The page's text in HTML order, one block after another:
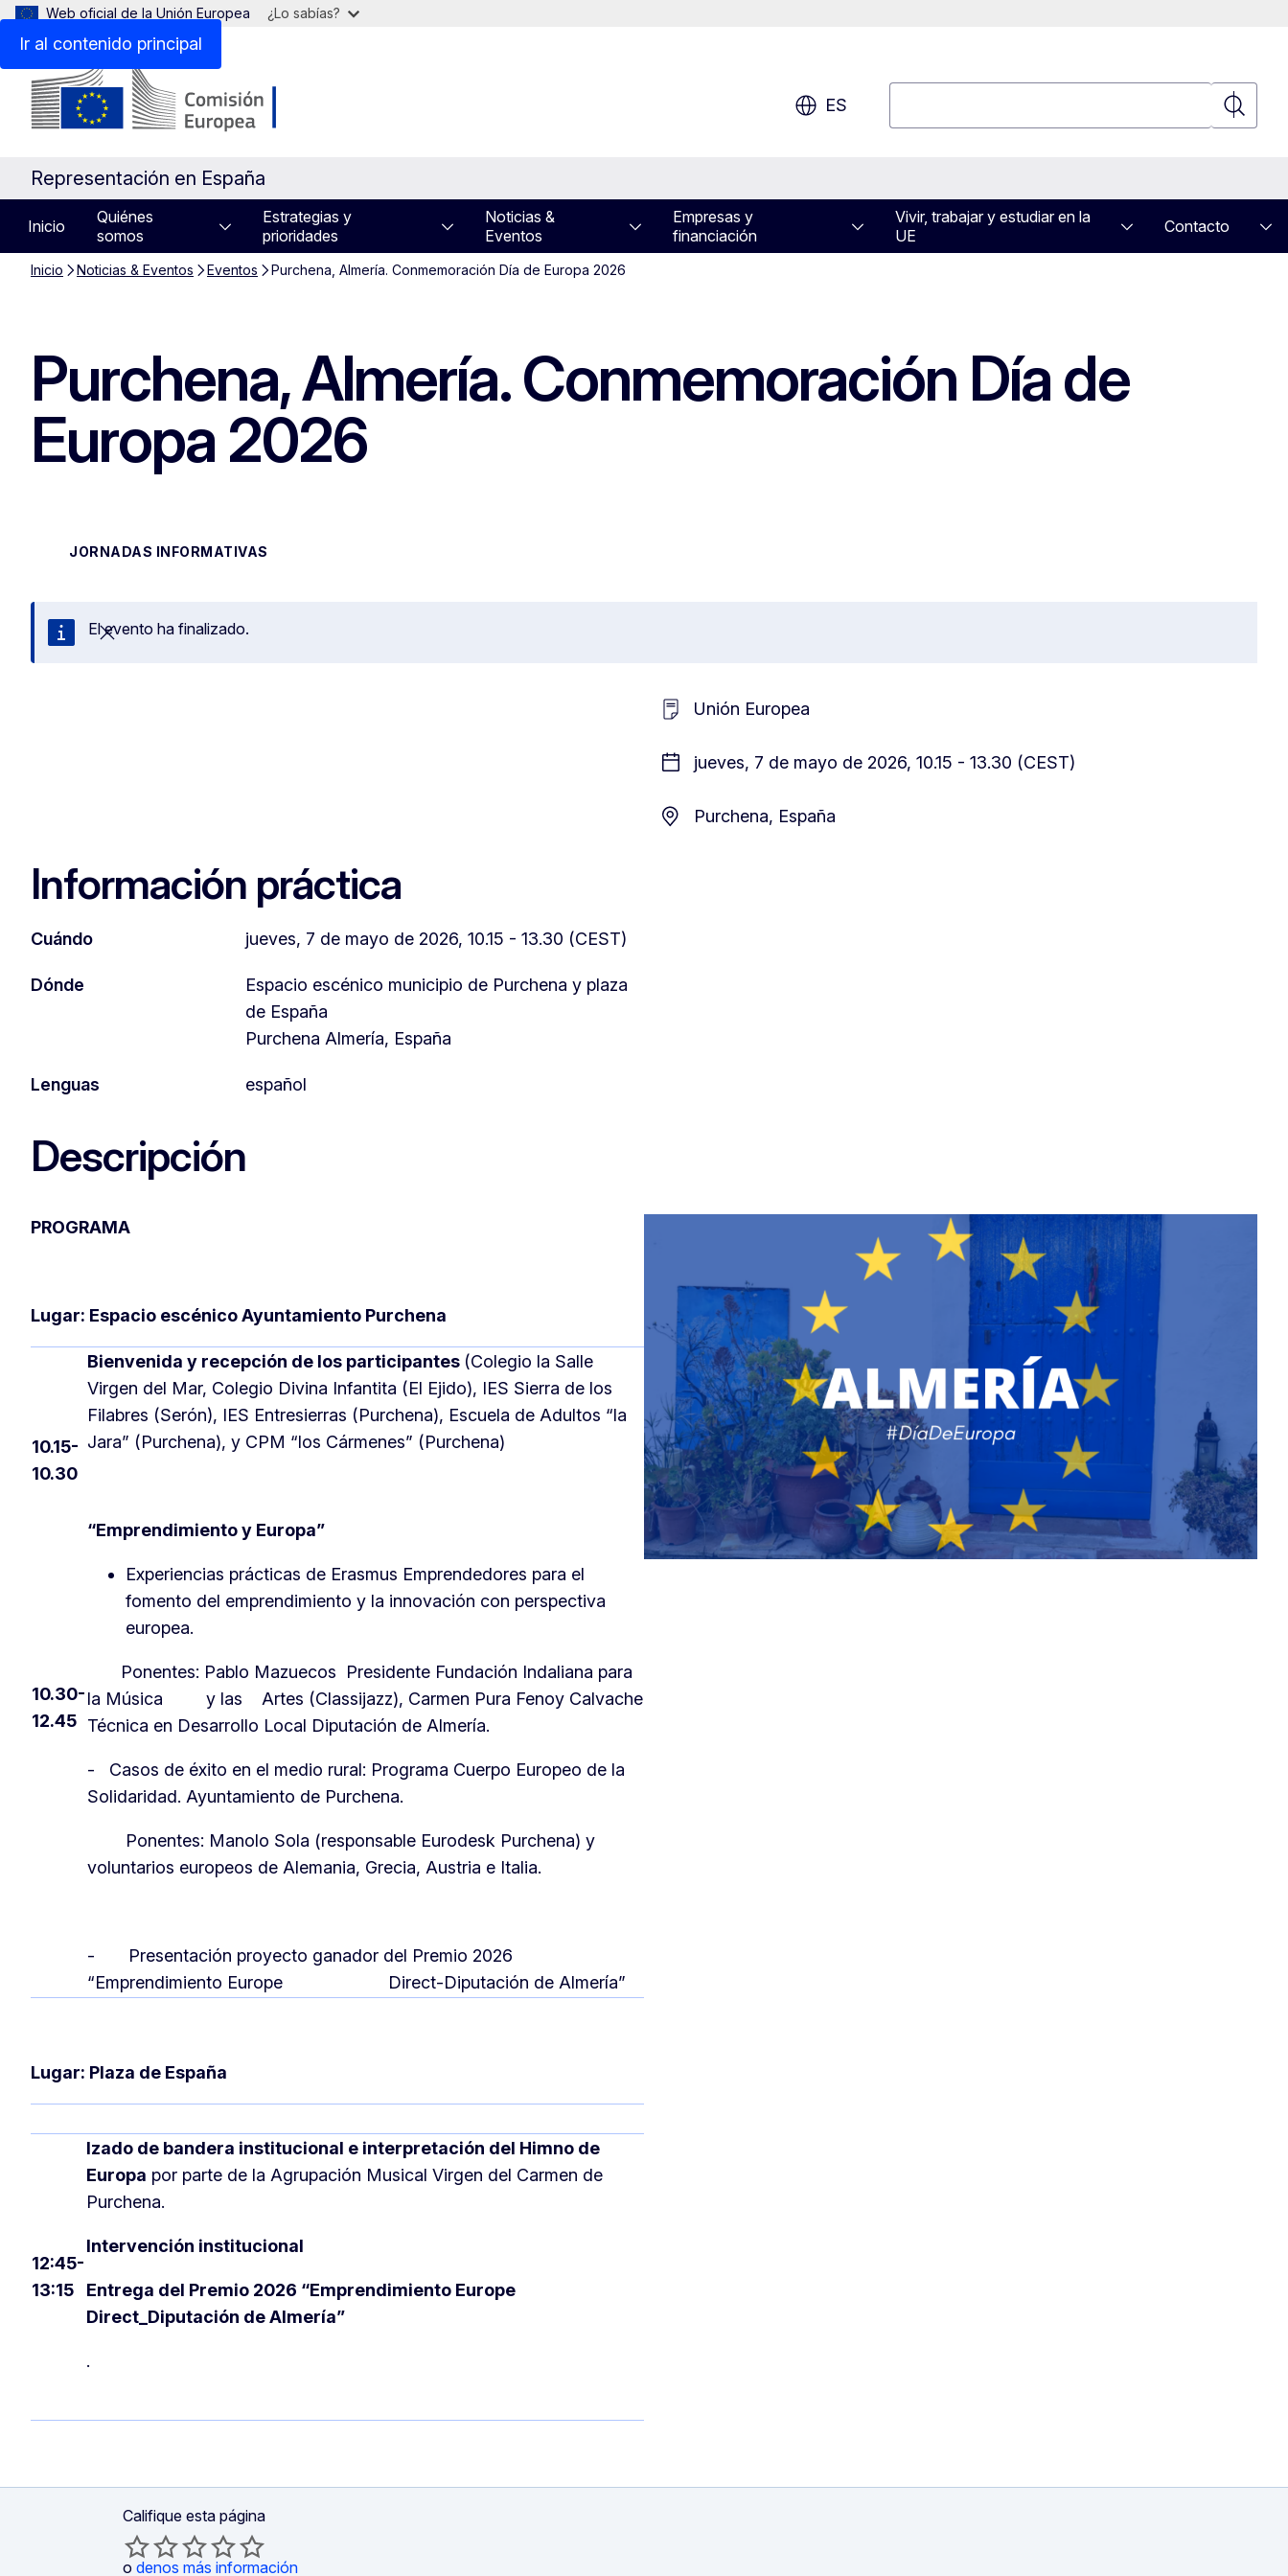
Ir al contenido principal
Web oficial de la Unión Europea ¿Lo sabías?
ES
Representación en España
Inicio
Quiénes
somos
Estrategias y
prioridades
Noticias &
Eventos
Empresas y
financiación
Vivir, trabajar y estudiar en la
UE
Contacto
Inicio Noticias & Eventos Eventos Purchena, Almería. Conmemoración Día de Europa 2026
Purchena, Almería. Conmemoración Día de
Europa 2026
JORNADAS INFORMATIVAS
Cerrar
El evento ha finalizado.
Unión Europea
jueves, 7 de mayo de 2026, 10.15 - 13.30 (CEST)
Purchena, España
Información práctica
Cuándo jueves, 7 de mayo de 2026, 10.15 - 13.30 (CEST)
Dónde
Espacio escénico municipio de Purchena y plaza
de España
Purchena Almería, España
Lenguas español
Descripción
PROGRAMA
Lugar: Espacio escénico Ayuntamiento Purchena
10.15-
10.30
10.30-
12.45
Bienvenida y recepción de los participantes (Colegio la Salle
Virgen del Mar, Colegio Divina Infantita (El Ejido), IES Sierra de los
Filabres (Serón), IES Entresierras (Purchena), Escuela de Adultos “la
Jara” (Purchena), y CPM “los Cármenes” (Purchena)
“Emprendimiento y Europa”
Experiencias prácticas de Erasmus Emprendedores para el
fomento del emprendimiento y la innovación con perspectiva
europea.
Ponentes: Pablo Mazuecos Presidente Fundación Indaliana para
la Música y las Artes (Classijazz), Carmen Pura Fenoy Calvache
Técnica en Desarrollo Local Diputación de Almería.
- Casos de éxito en el medio rural: Programa Cuerpo Europeo de la
Solidaridad. Ayuntamiento de Purchena.
Ponentes: Manolo Sola (responsable Eurodesk Purchena) y
voluntarios europeos de Alemania, Grecia, Austria e Italia.
- Presentación proyecto ganador del Premio 2026
“Emprendimiento Europe Direct-Diputación de Almería”
Lugar: Plaza de España
12:45-
13:15
Izado de bandera institucional e interpretación del Himno de
Europa por parte de la Agrupación Musical Virgen del Carmen de
Purchena.
Intervención institucional
Entrega del Premio 2026 “Emprendimiento Europe
Direct_Diputación de Almería”
.
Califique esta página
o denos más información